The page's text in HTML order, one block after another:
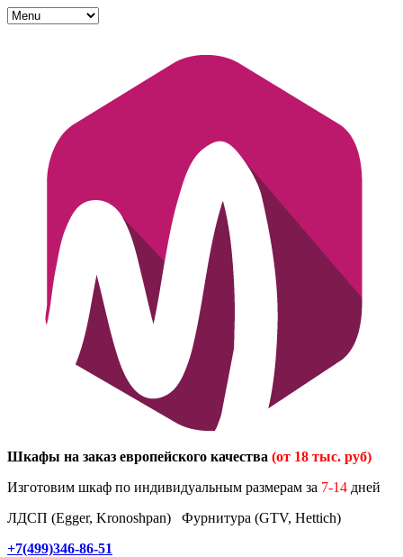
Шкафы на заказ европейского качества (от 18 тыс. руб)
Изготовим шкаф по индивидуальным размерам за 7-14 дней
ЛДСП (Egger, Kronoshpan) Фурнитура (GTV, Hettich)
+7(499)346-86-51